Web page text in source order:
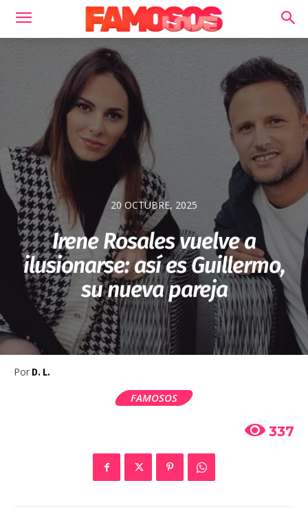
20 OCTUBRE, 2025
Irene Rosales vuelve a
ilusionarse: así es Guillermo,
su nueva pareja
Por D. L.
FAMOSOS
337